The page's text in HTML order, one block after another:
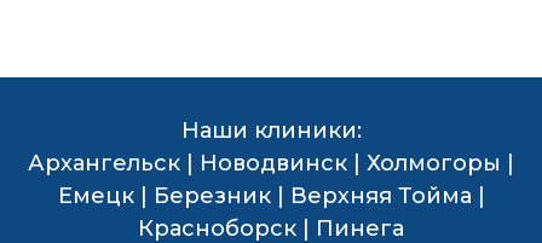
Наши клиники:
Архангельск | Новодвинск | Холмогоры |
Емецк | Березник | Верхняя Тойма |
Красноборск | Пинега